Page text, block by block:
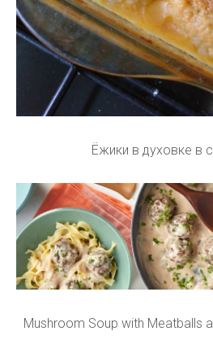
Ёжики в духовке в
Mushroom Soup with Meatballs